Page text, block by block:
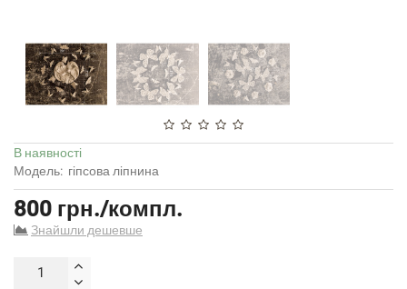
В наявності
Модель: гіпсова ліпнина
800 грн./компл.
Знайшли дешевше